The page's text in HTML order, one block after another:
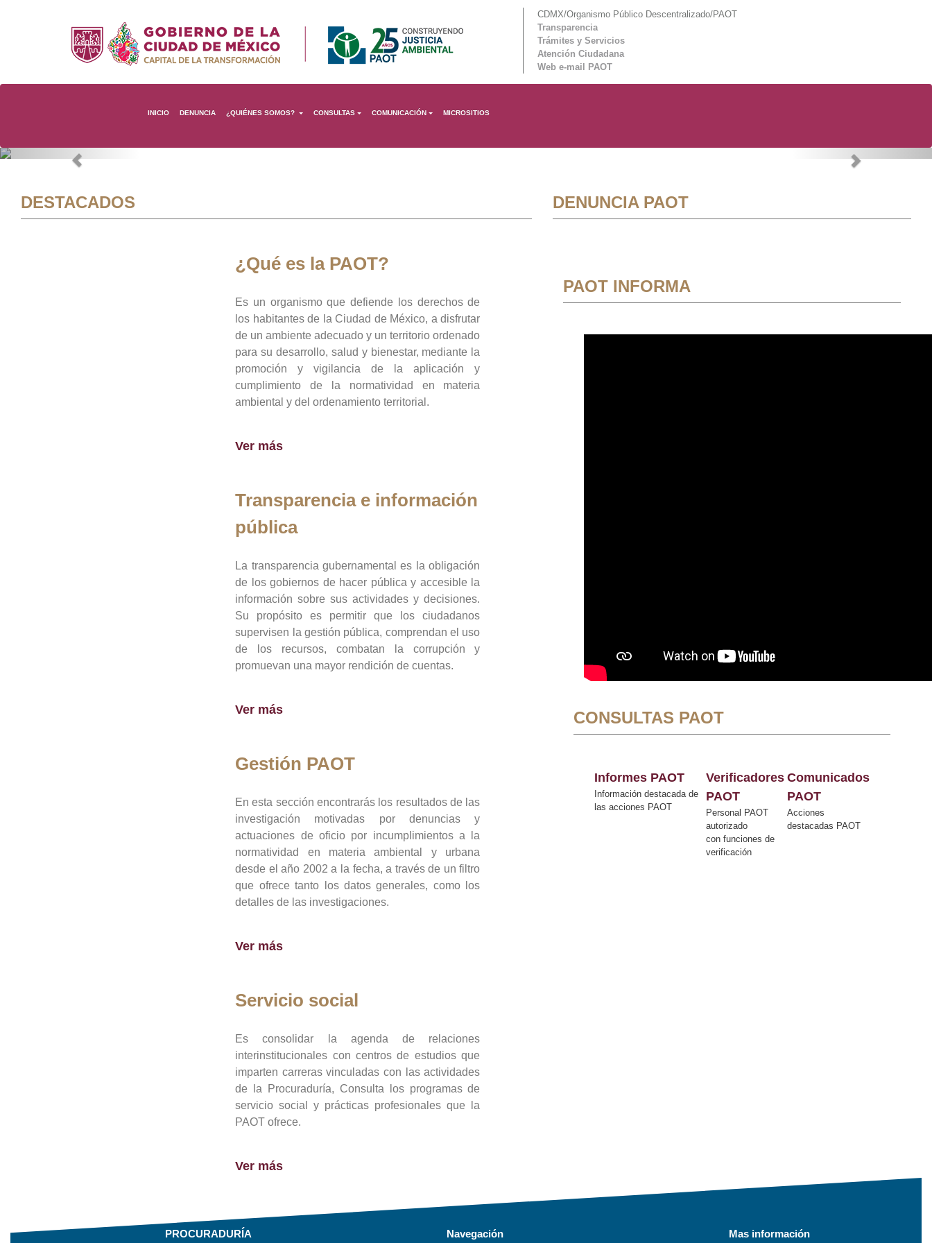
CDMX/Organismo Público Descentralizado/PAOT
Transparencia
Trámites y Servicios
Atención Ciudadana
Web e-mail PAOT
INICIO DENUNCIA ¿QUIÉNES SOMOS? CONSULTAS COMUNICACIÓN MICROSITIOS
Previous Next
DESTACADOS
¿Qué es la PAOT?
Es un organismo que defiende los derechos de
los habitantes de la Ciudad de México, a disfrutar
de un ambiente adecuado y un territorio ordenado
para su desarrollo, salud y bienestar, mediante la
promoción y vigilancia de la aplicación y
cumplimiento de la normatividad en materia
ambiental y del ordenamiento territorial.
Ver más
Transparencia e información
pública
La transparencia gubernamental es la obligación
de los gobiernos de hacer pública y accesible la
información sobre sus actividades y decisiones.
Su propósito es permitir que los ciudadanos
supervisen la gestión pública, comprendan el uso
de los recursos, combatan la corrupción y
promuevan una mayor rendición de cuentas.
Ver más
Gestión PAOT
En esta sección encontrarás los resultados de las
investigación motivadas por denuncias y
actuaciones de oficio por incumplimientos a la
normatividad en materia ambiental y urbana
desde el año 2002 a la fecha, a través de un filtro
que ofrece tanto los datos generales, como los
detalles de las investigaciones.
Ver más
Servicio social
Es consolidar la agenda de relaciones
interinstitucionales con centros de estudios que
imparten carreras vinculadas con las actividades
de la Procuraduría, Consulta los programas de
servicio social y prácticas profesionales que la
PAOT ofrece.
Ver más
DENUNCIA PAOT
PAOT INFORMA
CONSULTAS PAOT
Informes PAOT
Información destacada de
las acciones PAOT
Verificadores
PAOT
Personal PAOT
autorizado
con funciones de
verificación
Comunicados
PAOT
Acciones
destacadas PAOT
PROCURADURÍA Navegación Mas información